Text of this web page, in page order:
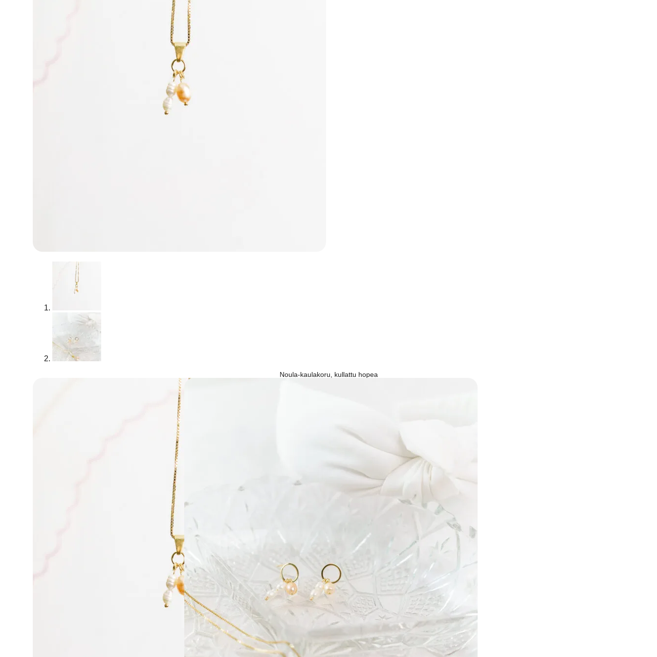
Noula-kaulakoru, kullattu hopea